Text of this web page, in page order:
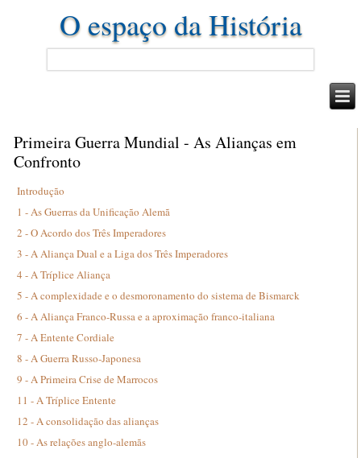
O espaço da História
Primeira Guerra Mundial - As Alianças em
Confronto
Introdução
1 - As Guerras da Unificação Alemã
2 - O Acordo dos Três Imperadores
3 - A Aliança Dual e a Liga dos Três Imperadores
4 - A Tríplice Aliança
5 - A complexidade e o desmoronamento do sistema de Bismarck
6 - A Aliança Franco-Russa e a aproximação franco-italiana
7 - A Entente Cordiale
8 - A Guerra Russo-Japonesa
9 - A Primeira Crise de Marrocos
11 - A Tríplice Entente
12 - A consolidação das alianças
10 - As relações anglo-alemãs